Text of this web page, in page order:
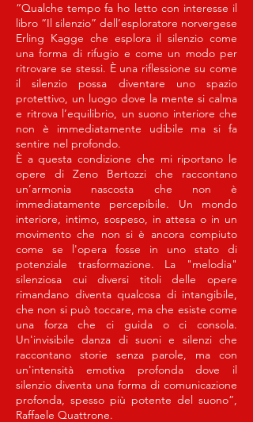
“Qualche tempo fa ho letto con interesse il
libro “Il silenzio” dell’esploratore norvergese
Erling Kagge che esplora il silenzio come
una forma di rifugio e come un modo per
ritrovare se stessi. È una riflessione su come
il silenzio possa diventare uno spazio
protettivo, un luogo dove la mente si calma
e ritrova l’equilibrio, un suono interiore che
non è immediatamente udibile ma si fa
sentire nel profondo.
È a questa condizione che mi riportano le
opere di Zeno Bertozzi che raccontano
un’armonia nascosta che non è
immediatamente percepibile. Un mondo
interiore, intimo, sospeso, in attesa o in un
movimento che non si è ancora compiuto
come se l'opera fosse in uno stato di
potenziale trasformazione. La "melodia"
silenziosa cui diversi titoli delle opere
rimandano diventa qualcosa di intangibile,
che non si può toccare, ma che esiste come
una forza che ci guida o ci consola.
Un'invisibile danza di suoni e silenzi che
raccontano storie senza parole, ma con
un'intensità emotiva profonda dove il
silenzio diventa una forma di comunicazione
profonda, spesso più potente del suono”,
Raffaele Quattrone.